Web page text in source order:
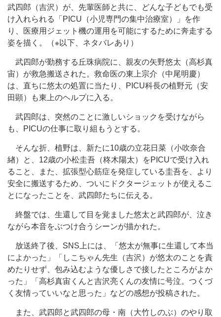
武四郎（吉沢）が、先輩医師と共に、どんな子どもでも受
け入れられる「PICU（小児専門の集中治療室）」を作
り、医療用ジェット機の運用を可能にするために奔走する
姿を描く。（※以下、ネタバレあり）
武四郎が勤務する丘珠病院に、親友の矢野悠太（高杉真
宙）が救急搬送された。救命医の東上宗介（中尾明慶）
は、直ちに悠太の処置に当たり、PICU科長の植野元（安
田顕）も東上のヘルプに入る。
武四郎は、突然のことに激しいショックを受けながら
も、PICUの仕事に取り組もうとする。
そんな折、植野は、新たに10歳の立花日菜（小吹奈合
緖）と、12歳の小松圭吾（柊木陽太）をPICUで受け入れ
ること、また、拡張型心筋症を発症している圭吾を、より
安全に搬送するため、ついにドクタージェットが使えるこ
とになったことを、武四郎たちに伝える。
終盤では、生還して目を覚ました悠太と武四郎が、泣き
ながら本音をぶつけ合うシーンが描かれた。
放送終了後、SNS上には、「悠太が無事に生還して本当
によかった」「しこちゃん先生（吉沢）が悠太のことを責
めたりせず、包み込むような優しさで接したところがよか
った」「高杉真宙くんと吉沢亮くんの友情に号泣。つくづ
く友情っていいなと思った」などの感想が投稿された。
また、武四郎と武四郎の母・南（大竹しのぶ）のやり取